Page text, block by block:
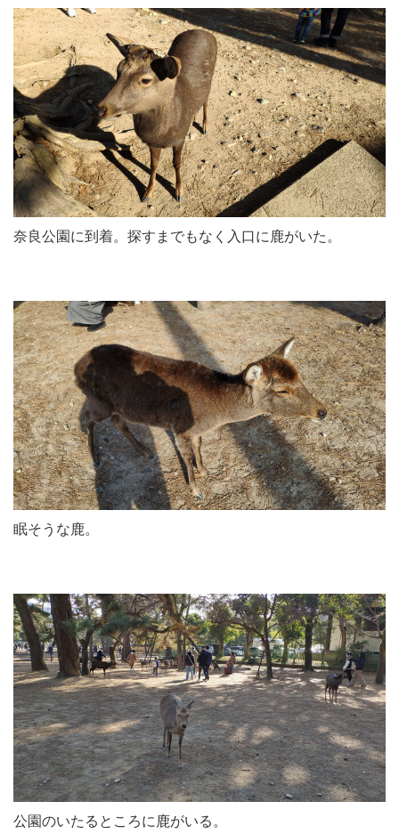
奈良公園に到着。探すまでもなく入口に鹿がいた。
眠そうな鹿。
公園のいたるところに鹿がいる。